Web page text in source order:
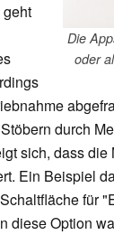
Die
oder
durch
sich, dass
Ein Beispiel
für
diese Option